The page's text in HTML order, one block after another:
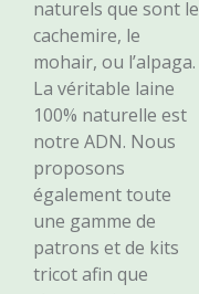
naturels que sont le
cachemire, le
mohair, ou l’alpaga.
La véritable laine
100% naturelle est
notre ADN. Nous
proposons
également toute
une gamme de
patrons et de kits
tricot afin que